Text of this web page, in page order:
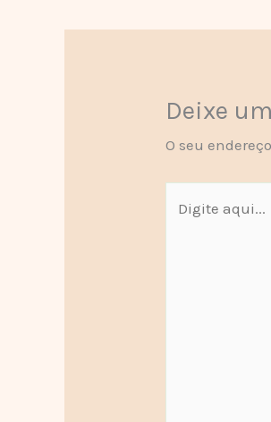
Deixe
O seu
aqui...